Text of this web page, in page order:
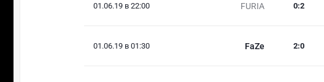
01.06.19 в 22:00 FURIA 0:2
01.06.19 в 01:30 FaZe 2:0